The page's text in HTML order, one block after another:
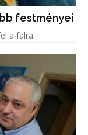
festményei
a falra.